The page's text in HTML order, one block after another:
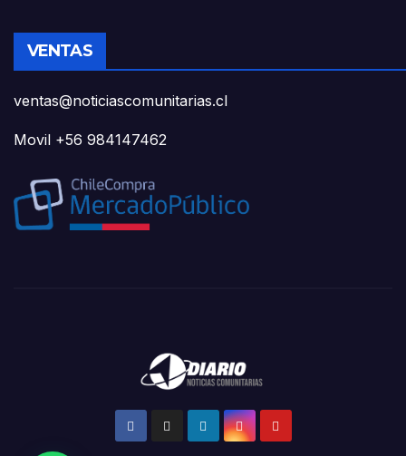
VENTAS
ventas@noticiascomunitarias.cl
Movil +56 984147462